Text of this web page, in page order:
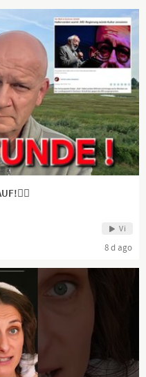
Union:❗️
und
auf freie Meinungsäußerung.
und die Freiheit ein,
Eingriffe und ohne
und weiterzugeben.
ihre Pluralität werden
Vi
8 d ago